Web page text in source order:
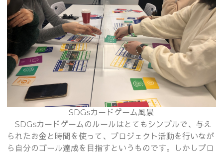
SDGsカードゲーム風景
SDGsカードゲームのルールはとてもシンプルで、与え
られたお金と時間を使って、プロジェクト活動を行いなが
ら自分のゴール達成を目指すというものです。しかしプロ